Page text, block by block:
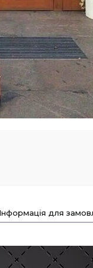
Інформація для